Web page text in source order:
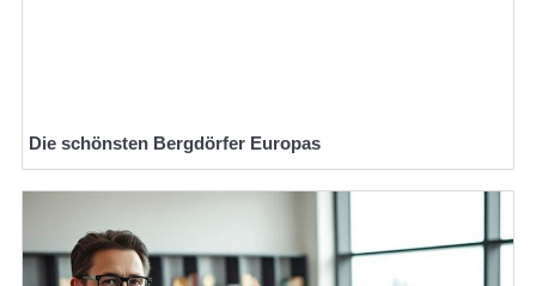
Die schönsten Bergdörfer Europas